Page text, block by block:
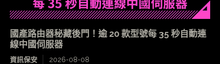
國產路由器秘藏後門！逾 20 款型號每 35 秒自動連
線中國伺服器
資訊保安 2026-08-08